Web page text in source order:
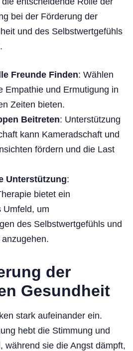
bei der Förderung der
und des Selbstwertgefühls
Freunde Finden: Wählen
Empathie und Ermutigung in
Zeiten bieten.
Beitreten: Unterstützung
kann Kameradschaft und
fördern und die Last
Unterstützung:
bietet ein
Umfeld, um
des Selbstwertgefühls und
der
Gesundheit
stark aufeinander ein.
hebt die Stimmung und
während sie die Angst dämpft,